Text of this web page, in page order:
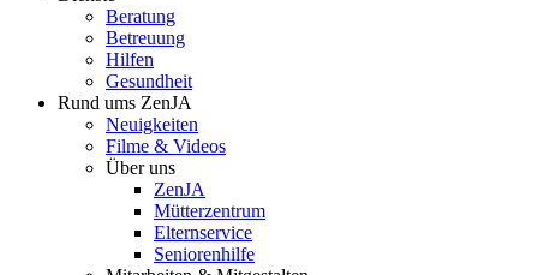
Beratung
Betreuung
Hilfen
Gesundheit
Rund ums ZenJA
Neuigkeiten
Filme & Videos
Über uns
ZenJA
Mütterzentrum
Elternservice
Seniorenhilfe